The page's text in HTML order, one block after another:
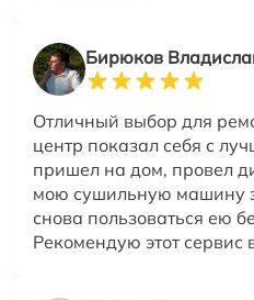
Бирюков
Отличный выбор для
центр показал себя с
пришел на дом, провел
мою сушильную машину
снова пользоваться ею
Рекомендую этот сервис